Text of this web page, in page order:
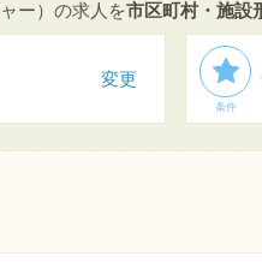
ー）の求人を市区町村・施設
変更
条件